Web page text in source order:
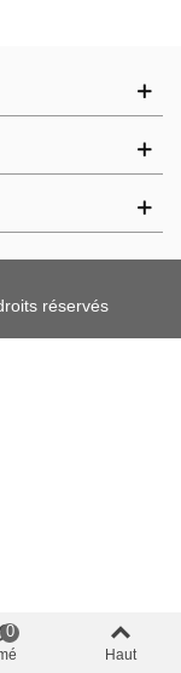
réservés
0
Haut